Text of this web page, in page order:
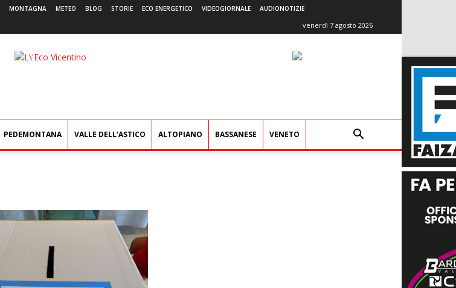
MONTAGNA METEO BLOG STORIE ECO ENERGETICO VIDEOGIORNALE AUDIONOTIZIE
venerdì 7 agosto 2026
L'Eco
PEDEMONTANA VALLE DELL’ASTICO ALTOPIANO BASSANESE VENETO